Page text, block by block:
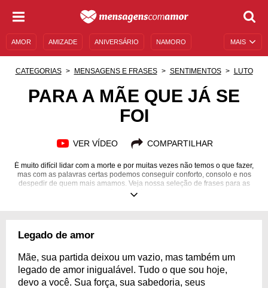
MAIS
AMOR AMIZADE ANIVERSÁRIO NAMORO
AUTOAJUDA
MENSAGENS DE ANIVERSÁRIO
CATEGORIAS MENSAGENS E FRASES SENTIMENTOS LUTO
PARA A MÃE QUE JÁ SE
FOI
VER VÍDEO COMPARTILHAR
É muito difícil lidar com a morte e por muitas vezes não temos o que fazer,
mas com as palavras certas podemos conseguir conforto, consolo e nos
despedir de quem mais amamos. Veja nossa seleção de frases para as
mamães que já se foram.
Legado de amor
Mãe, sua partida deixou um vazio, mas também um
legado de amor inigualável. Tudo o que sou hoje,
devo a você. Sua força, sua sabedoria, seus